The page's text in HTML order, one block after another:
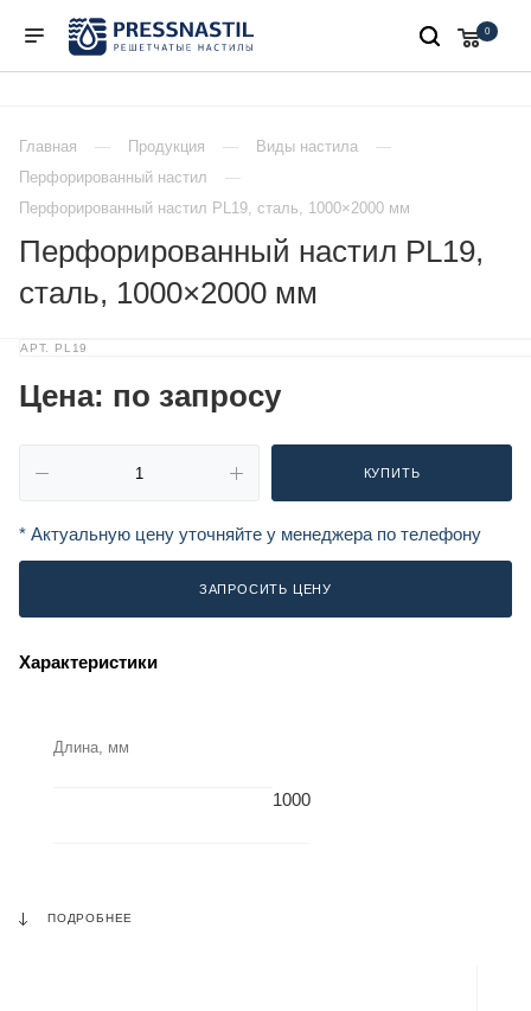
0
Главная Продукция
Виды настила
Перфорированный настил
Перфорированный настил PL19, сталь, 1000×2000 мм
Перфорированный настил PL19,
сталь, 1000×2000 мм
АРТ. PL19
Цена: по запросу
КУПИТЬ
* Актуальную цену уточняйте у менеджера по телефону
ЗАПРОСИТЬ ЦЕНУ
Характеристики
Длина, мм
1000
ПОДРОБНЕЕ